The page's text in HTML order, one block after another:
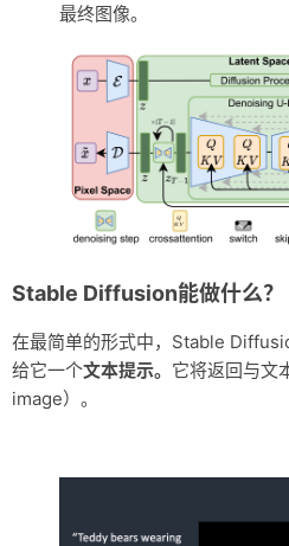
最终图像。
Stable Diffusion能做什么？
在最简单的形式中，Stable
给它一个文本提示。 它将返回与文
image）。